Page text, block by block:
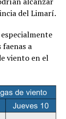
del Limarí.
a
viento en el